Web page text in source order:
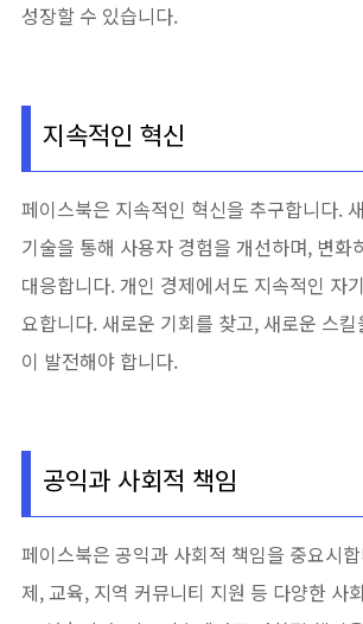
성장할 수 있습니다.
지속적인 혁신
페이스북은 지속적인 혁신을 추구합니다.
기술을 통해 사용자 경험을 개선하며, 변화
대응합니다. 개인 경제에서도 지속적인 자
요합니다. 새로운 기회를 찾고, 새로운 스
이 발전해야 합니다.
공익과 사회적 책임
페이스북은 공익과 사회적 책임을 중요시
제, 교육, 지역 커뮤니티 지원 등 다양한 사